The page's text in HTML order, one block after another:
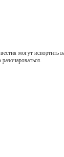
могут испортить